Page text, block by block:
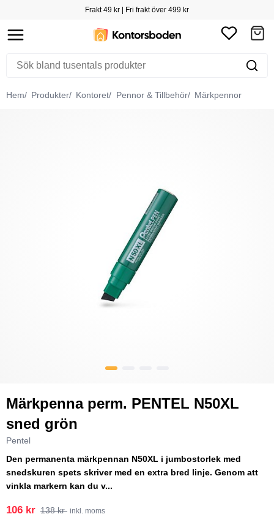
Frakt 49 kr | Fri frakt över 499 kr
Hem Produkter Kontoret Pennor & Tillbehör Märkpennor
Märkpenna perm. PENTEL N50XL
sned grön
Pentel
Den permanenta märkpennan N50XL i jumbostorlek med
snedskuren spets skriver med en extra bred linje. Genom att
vinkla markern kan du v...
106 kr 138 kr inkl. moms